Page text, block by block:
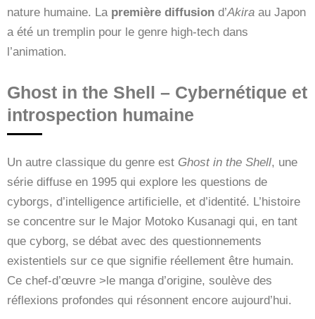
nature humaine. La première diffusion d’Akira au Japon
a été un tremplin pour le genre high-tech dans
l’animation.
Ghost in the Shell – Cybernétique et
introspection humaine
Un autre classique du genre est Ghost in the Shell, une
série diffuse en 1995 qui explore les questions de
cyborgs, d’intelligence artificielle, et d’identité. L’histoire
se concentre sur le Major Motoko Kusanagi qui, en tant
que cyborg, se débat avec des questionnements
existentiels sur ce que signifie réellement être humain.
Ce chef-d’œuvre >le manga d’origine, soulève des
réflexions profondes qui résonnent encore aujourd’hui.